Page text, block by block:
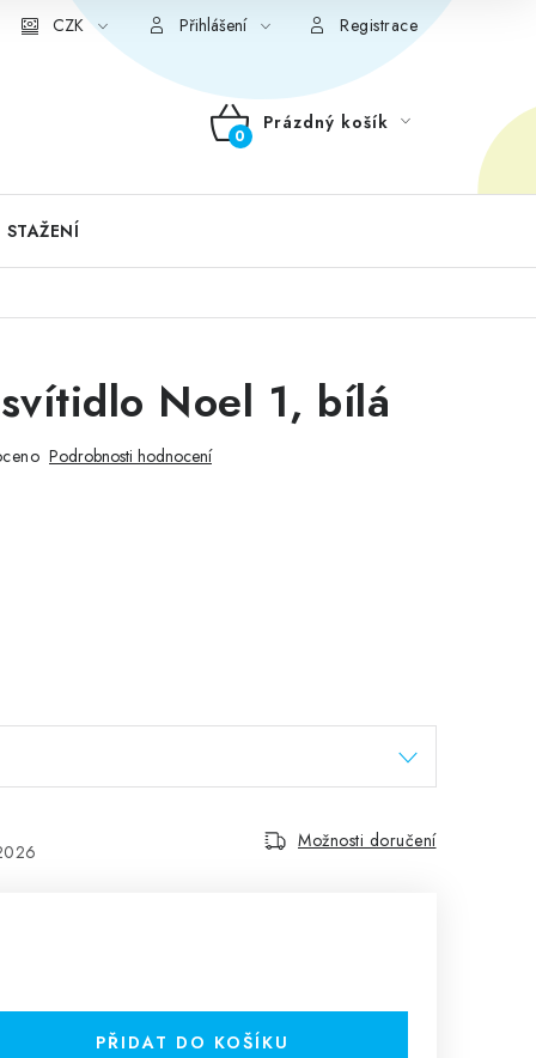
CZK Přihlášení Registrace
NÁKUPNÍ
Prázdný košík
STAŽENÍ
Noel 1, bílá
Podrobnosti hodnocení
Možnosti doručení
PŘIDAT DO KOŠÍKU